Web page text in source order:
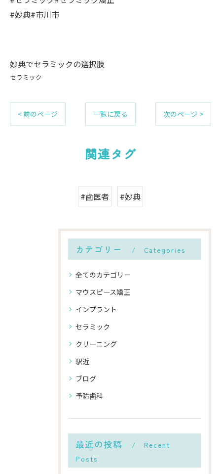
#妙典#市川市
妙典でセラミックの選択肢
セラミック
< 前のページ 一覧に戻る 次のページ >
関連タグ
#歯医者 #妙典
カテゴリー Categories
全てのカテゴリー
マウスピース矯正
インプラント
セラミック
クリーニング
駅近
ブログ
予防歯科
最近の投稿
Recent
Posts